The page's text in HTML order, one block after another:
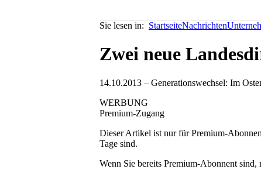
Sie lesen in: StartseiteNachrichten
Zwei neue
14.10.2013 – Generationswechsel: Im
WERBUNG
Premium-Zugang
Dieser Artikel ist nur für Premium-
Tage sind.
Wenn Sie bereits Premium-Abonnent sind,